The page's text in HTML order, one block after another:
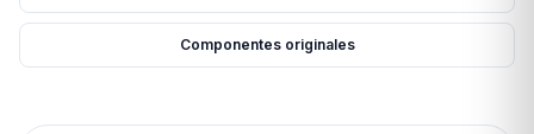
Componentes originales